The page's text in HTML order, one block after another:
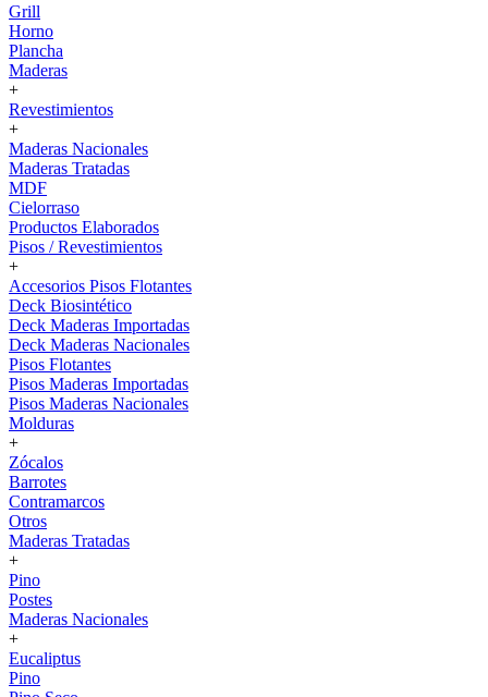
Grill
Horno
Plancha
Maderas
+
Revestimientos
+
Maderas Nacionales
Maderas Tratadas
MDF
Cielorraso
Productos Elaborados
Pisos / Revestimientos
+
Accesorios Pisos Flotantes
Deck Biosintético
Deck Maderas Importadas
Deck Maderas Nacionales
Pisos Flotantes
Pisos Maderas Importadas
Pisos Maderas Nacionales
Molduras
+
Zócalos
Barrotes
Contramarcos
Otros
Maderas Tratadas
+
Pino
Postes
Maderas Nacionales
+
Eucaliptus
Pino